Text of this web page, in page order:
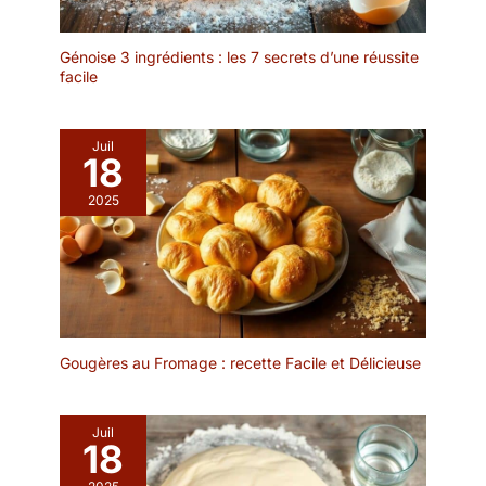
sa contenance de 500ml
(environ 0.5L), ce bol est
parfait pour déguster des
Son format est adapté à
de nombreux usages
quotidiens. 【MATÉRIAU
SAIN ET RÉSISTANT】
Fabriqué en céramique
de qualité supérieure, il
est sans plomb ni
cadmium, totalement
sans danger pour les
ergonomique offre une
confortable. ll passe au
micro-ondes, au lave-
vaisselle, dans les
Génoise 3 ingrédients : les 7 secrets d’une réussite
facile
Juil
18
2025
Gougères au Fromage : recette Facile et Délicieuse
Juil
18